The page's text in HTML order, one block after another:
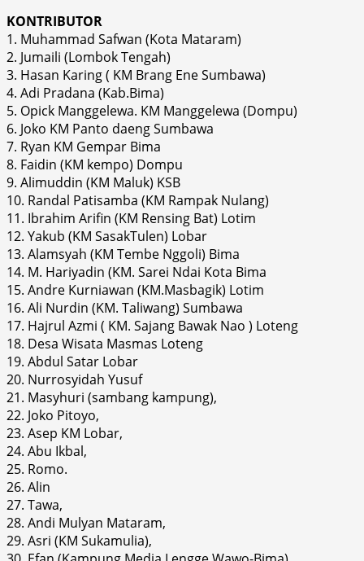
KONTRIBUTOR
1. Muhammad Safwan (Kota Mataram)
2. Jumaili (Lombok Tengah)
3. Hasan Karing ( KM Brang Ene Sumbawa)
4. Adi Pradana (Kab.Bima)
5. Opick Manggelewa. KM Manggelewa (Dompu)
6. Joko KM Panto daeng Sumbawa
7. Ryan KM Gempar Bima
8. Faidin (KM kempo) Dompu
9. Alimuddin (KM Maluk) KSB
10. Randal Patisamba (KM Rampak Nulang)
11. Ibrahim Arifin (KM Rensing Bat) Lotim
12. Yakub (KM SasakTulen) Lobar
13. Alamsyah (KM Tembe Nggoli) Bima
14. M. Hariyadin (KM. Sarei Ndai Kota Bima
15. Andre Kurniawan (KM.Masbagik) Lotim
16. Ali Nurdin (KM. Taliwang) Sumbawa
17. Hajrul Azmi ( KM. Sajang Bawak Nao ) Loteng
18. Desa Wisata Masmas Loteng
19. Abdul Satar Lobar
20. Nurrosyidah Yusuf
21. Masyhuri (sambang kampung),
22. Joko Pitoyo,
23. Asep KM Lobar,
24. Abu Ikbal,
25. Romo.
26. Alin
27. Tawa,
28. Andi Mulyan Mataram,
29. Asri (KM Sukamulia),